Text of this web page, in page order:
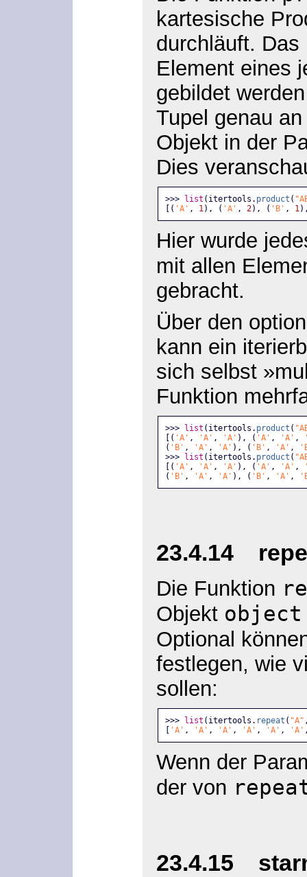
kartesische
durchläuft.
Element eines
gebildet
Tupel genau
Objekt in der
Dies
>>> list (itertools. product (
[( 'A' , 1), ( 'A' , 2), ( 'B' , 1
Hier wurde
mit allen
gebracht.
Über den
kann ein
sich selbst
Funktion
>>> list (itertools. product (
[( 'A' , 'A' , 'A' ), ( 'A' , 'A' ,
( 'B' , 'A' , 'A' ), ( 'B' , 'A' ,
>>> list (itertools. product (
[( 'A' , 'A' , 'A' ), ( 'A' , 'A' ,
( 'B' , 'A' , 'A' ), ( 'B' , 'A' ,
23.4.14
Die Funktion
Objekt object
Optional
festlegen, wie
sollen:
>>> list (itertools. repeat ( "A"
[ 'A' , 'A' , 'A' , 'A' , 'A' , 'A'
Wenn der
der von
23.4.15